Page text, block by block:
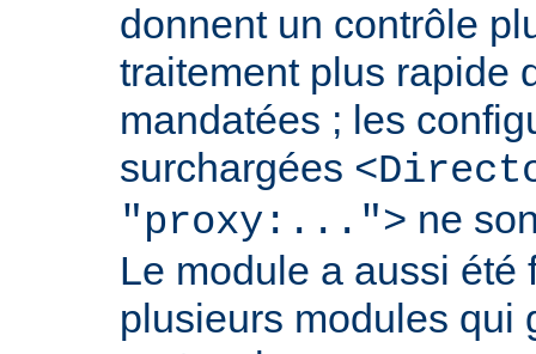
donnent un contrôle
traitement plus rapide
mandatées ; les
surchargées
"proxy:..."> ne
Le module a aussi été
plusieurs modules qui